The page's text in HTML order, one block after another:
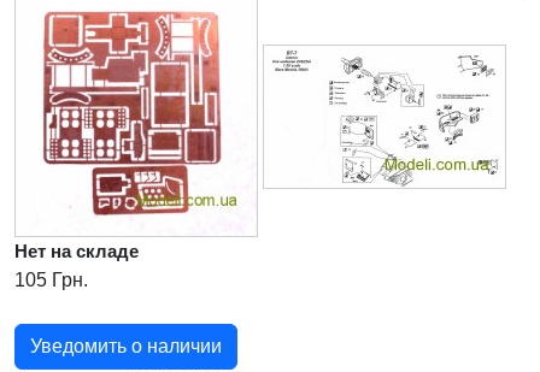
Нет на складе
105 Грн.
Уведомить о наличии